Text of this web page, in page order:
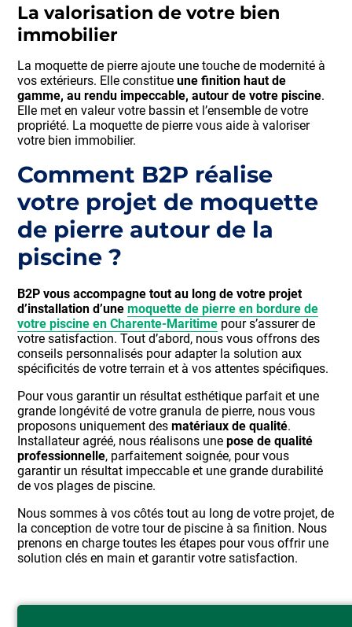
La valorisation de votre bien
immobilier
La moquette de pierre ajoute une touche de modernité à
vos extérieurs. Elle constitueune finition haut de
gamme, au rendu impeccable, autour de votre piscine.
Elle met en valeur votre bassin et l’ensemble de votre
propriété. La moquette de pierre vous aide à valoriser
votre bien immobilier.
Comment B2P réalise
votre projet de moquette
de pierre autour de la
piscine ?
B2P vous accompagne tout au long de votre projet
d’installation d’unemoquette de pierre en bordure de
votre piscine en Charente-Maritime pour s’assurer de
votre satisfaction. Tout d’abord, nous vous offrons des
conseils personnalisés pour adapter la solution aux
spécificités de votre terrain et à vos attentes spécifiques.
Pour vous garantir un résultat esthétique parfait et une
grande longévité de votre granula de pierre, nous vous
proposons uniquement desmatériaux de qualité.
Installateur agréé, nous réalisons unepose de qualité
professionnelle, parfaitement soignée, pour vous
garantir un résultat impeccable et une grande durabilité
de vos plages de piscine.
Nous sommes à vos côtés tout au long de votre projet, de
la conception de votre tour de piscine à sa finition. Nous
prenons en charge toutes les étapes pour vous offrir une
solution clés en main et garantir votre satisfaction.